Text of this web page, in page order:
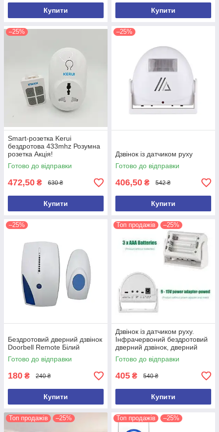
Купити Купити
–25%
Smart-розетка Kerui
бездротова 433mhz Розумна
розетка Акція!
Готово до відправки
472,50 ₴ 630 ₴
Купити
–25%
Дзвінок із датчиком руху
Готово до відправки
406,50 ₴ 542 ₴
Купити
–25%
Бездротовий дверний дзвінок
Doorbell Remote Білий
Готово до відправки
180 ₴ 240 ₴
Купити
Топ продажів –25%
Дзвінок із датчиком руху.
Інфрачервоний бездротовий
дверний дзвінок, дверний
дзвіночок
Готово до відправки
405 ₴ 540 ₴
Купити
Топ продажів –25% Топ продажів –25%